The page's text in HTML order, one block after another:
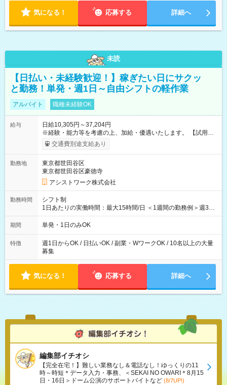
気になる！ 応募する 詳細へ
未読
【日払い・未経験歓迎！】稼ぎたい日にサクッ
と勤務！単発・週1日～自由シフトの軽作業
アルバイト 職種未経験OK
給与
日給10,305円～37,204円
※経験・能力等を考慮の上、加給・優遇いたします。 【試用期
間】試用期間なし
交通費別途支給あり
勤務地
東京都世田谷区
東京都世田谷区豪徳寺
アシストワーク株式会社
勤務時間
シフト制
1日あたりの実働時間：最大15時間/日 ＜1週間の勤務例＞週3回
勤務 勤務：月・水・金 休み：火・木・土・日 好きな時にお仕事
可能です！ ※1日あたりの最大実働時間は日勤、夜勤共に勤務し
期間 単発・1日のみOK
特徴
週1日からOK / 日払いOK / 副業・WワークOK / 10名以上の大量
募集
気になる！ 応募する 詳細へ
編集部イチオシ
【完全在宅！】難しい業務なし＆電話なし！ゆっくりの11
時～時短＊データ入力・事務、＜SEKAI NO OWARI＊8月15
日・16日＞ドーム公演のサポートバイトなど (8/7UP!)